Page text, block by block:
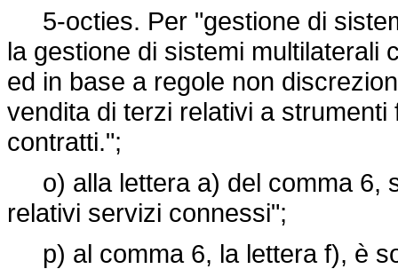
5-octies. Per "gestione di
la gestione di sistemi multilaterali
ed in base a regole non
vendita di terzi relativi a
contratti.";
o) alla lettera a) del comma 6,
relativi servizi connessi";
p) al comma 6, la lettera f), è